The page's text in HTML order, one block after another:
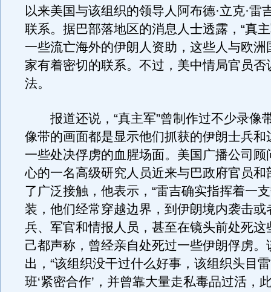
以来美国与该组织的领导人阿布德·立克·雷
联系。据巴部落地区的消息人士透露，“真
一些流亡海外的伊朗人资助，这些人与欧洲
家有着密切的联系。不过，美中情局官员否
法。
报道还说，“真主军”曾制作过不少录像
像带的画面都是显示他们抓获的伊朗士兵和
一些处决俘虏的血腥场面。美国广播公司顾
心的一名高级研究人员近来与巴政府官员和
了广泛接触，他表示，“雷吉确实指挥着一
装，他们经常穿越边界，到伊朗境内袭击或
兵、军官和情报人员，甚至在镜头前处死这
己都声称，曾经亲自处死过一些伊朗俘虏。
出，“该组织没干过什么好事，该组织头目
班‘紧密合作’，并曾靠大量走私毒品过活，